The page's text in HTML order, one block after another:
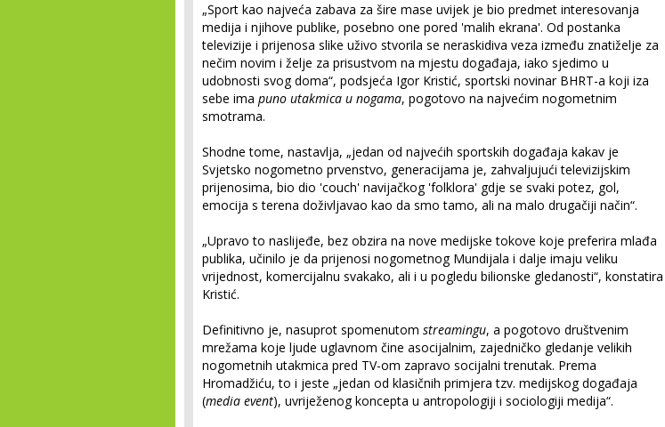
„Sport kao najveća zabava za šire mase uvijek je bio predmet interesovanja
medija i njihove publike, posebno one pored 'malih ekrana'. Od postanka
televizije i prijenosa slike uživo stvorila se neraskidiva veza između znatiželje za
nečim novim i želje za prisustvom na mjestu događaja, iako sjedimo u
udobnosti svog doma“, podsjeća Igor Kristić, sportski novinar BHRT-a koji iza
sebe ima puno utakmica u nogama, pogotovo na najvećim nogometnim
smotrama.
Shodne tome, nastavlja, „jedan od najvećih sportskih događaja kakav je
Svjetsko nogometno prvenstvo, generacijama je, zahvaljujući televizijskim
prijenosima, bio dio 'couch' navijačkog 'folklora' gdje se svaki potez, gol,
emocija s terena doživljavao kao da smo tamo, ali na malo drugačiji način“.
„Upravo to naslijeđe, bez obzira na nove medijske tokove koje preferira mlađa
publika, učinilo je da prijenosi nogometnog Mundijala i dalje imaju veliku
vrijednost, komercijalnu svakako, ali i u pogledu bilionske gledanosti“, konstatira
Kristić.
Definitivno je, nasuprot spomenutom streamingu, a pogotovo društvenim
mrežama koje ljude uglavnom čine asocijalnim, zajedničko gledanje velikih
nogometnih utakmica pred TV-om zapravo socijalni trenutak. Prema
Hromadžiću, to i jeste „jedan od klasičnih primjera tzv. medijskog događaja
(media event), uvriježenog koncepta u antropologiji i sociologiji medija“.